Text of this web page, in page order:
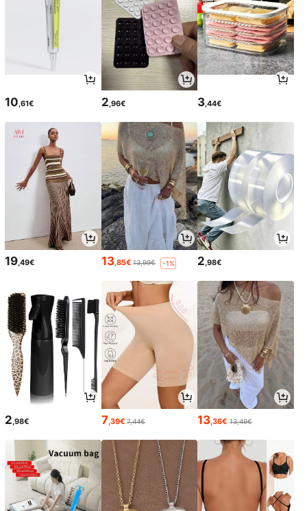
10 ,61€ 2 ,96€ 3 ,44€
19,49€ 13,85€ 13,99€ -1% 2,98€
2,98€ 7,39€ 7,44€ 13,36€ 13,49€